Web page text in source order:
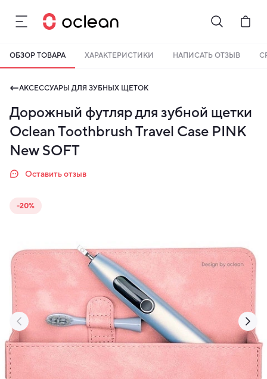
ОБЗОР ТОВАРА ХАРАКТЕРИСТИКИ НАПИСАТЬ ОТЗЫВ
АКСЕССУАРЫ ДЛЯ ЗУБНЫХ ЩЕТОК
Дорожный футляр для зубной щетки
Oclean Toothbrush Travel Case PINK
New SOFT
Оставить отзыв
‹ ›
-20%
Баланс можно проверить в личном кабинете в разделе «Мои
Накопленными бонусами можно оплатить до 99% стоимости
следующей покупки:детальнее